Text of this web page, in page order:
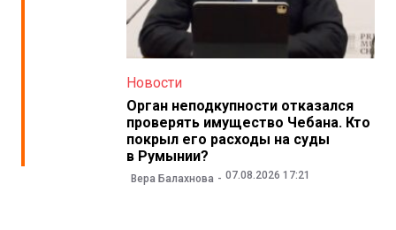
Новости
Орган неподкупности отказался
проверять имущество Чебана. Кто
покрыл его расходы на суды
в Румынии?
Вера Балахнова 07.08.2026 17:21